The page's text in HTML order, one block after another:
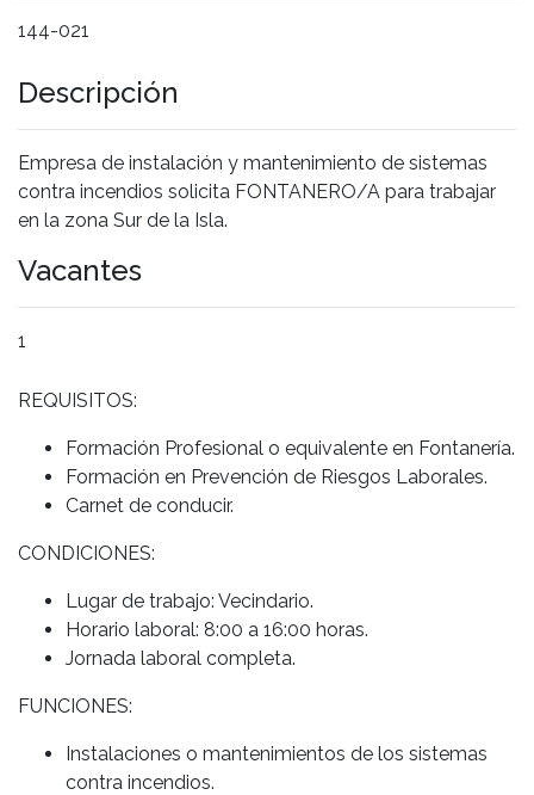
144-021
Descripción
Empresa de instalación y mantenimiento de sistemas
contra incendios solicita FONTANERO/A para trabajar
en la zona Sur de la Isla.
Vacantes
1
REQUISITOS:
Formación Profesional o equivalente en Fontanería.
Formación en Prevención de Riesgos Laborales.
Carnet de conducir.
CONDICIONES:
Lugar de trabajo: Vecindario.
Horario laboral: 8:00 a 16:00 horas.
Jornada laboral completa.
FUNCIONES:
Instalaciones o mantenimientos de los sistemas
contra incendios.